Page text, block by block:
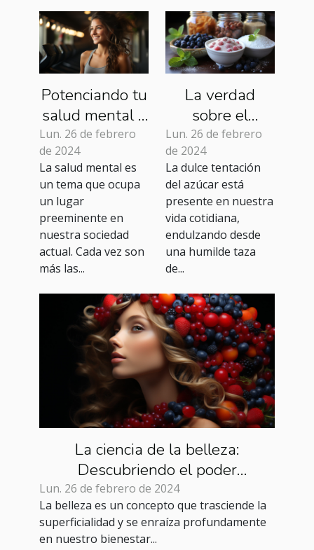
Potenciando tu
salud mental a
través del
ejercicio físico
Lun. 26 de febrero
de 2024
La salud mental es
un tema que ocupa
un lugar
preeminente en
nuestra sociedad
actual. Cada vez son
más las...
La verdad
sobre el
azúcar: Mitos y
realidades
Lun. 26 de febrero
de 2024
La dulce tentación
del azúcar está
presente en nuestra
vida cotidiana,
endulzando desde
una humilde taza
de...
La ciencia de la belleza:
Descubriendo el poder
antioxidante
Lun. 26 de febrero de 2024
La belleza es un concepto que trasciende la
superficialidad y se enraíza profundamente
en nuestro bienestar...